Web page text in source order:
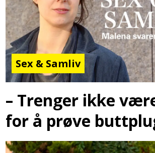
Sex & Samliv
– Trenger ikke
for å prøve